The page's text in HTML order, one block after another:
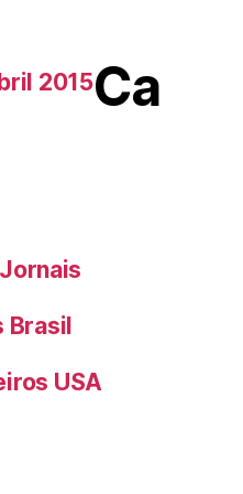
2015Ca
Jornais
Brasil
USA